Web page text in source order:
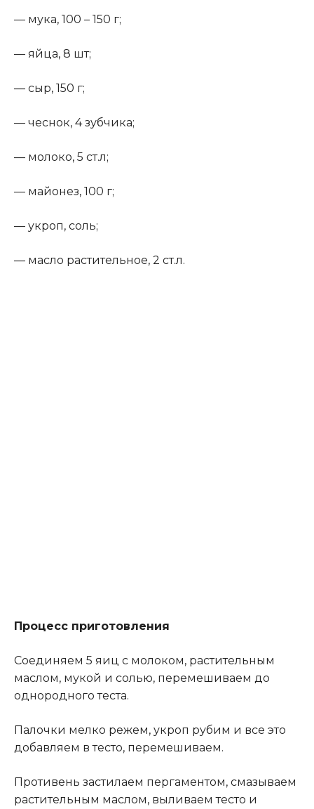
— мука, 100 – 150 г;
— яйца, 8 шт;
— сыр, 150 г;
— чеснок, 4 зубчика;
— молоко, 5 ст.л;
— майонез, 100 г;
— укроп, соль;
— масло растительное, 2 ст.л.
Процесс приготовления
Соединяем 5 яиц с молоком, растительным
маслом, мукой и солью, перемешиваем до
однородного теста.
Палочки мелко режем, укроп рубим и все это
добавляем в тесто, перемешиваем.
Противень застилаем пергаментом, смазываем
растительным маслом, выливаем тесто и